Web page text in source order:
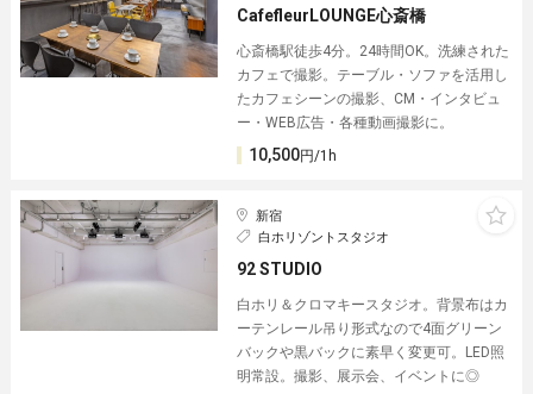
CafefleurLOUNGE心斎橋
心斎橋駅徒歩4分。24時間OK。洗練された
カフェで撮影。テーブル・ソファを活用し
たカフェシーンの撮影、CM・インタビュ
ー・WEB広告・各種動画撮影に。
10,500円/1h
新宿
白ホリゾントスタジオ
92 STUDIO
白ホリ＆クロマキースタジオ。背景布はカ
ーテンレール吊り形式なので4面グリーン
バックや黒バックに素早く変更可。LED照
明常設。撮影、展示会、イベントに◎